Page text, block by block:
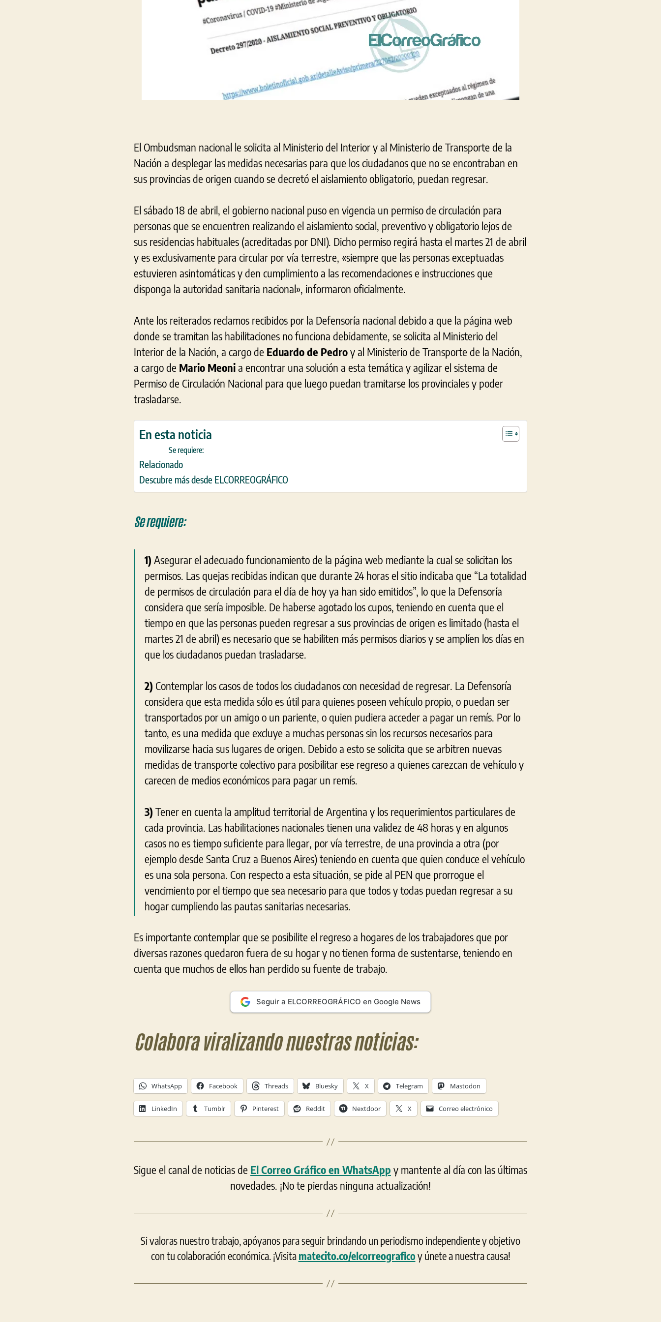
El Ombudsman nacional le solicita al Ministerio del Interior y al Ministerio de Transporte de la
Nación a desplegar las medidas necesarias para que los ciudadanos que no se encontraban en
sus provincias de origen cuando se decretó el aislamiento obligatorio, puedan regresar.
El sábado 18 de abril, el gobierno nacional puso en vigencia un permiso de circulación para
personas que se encuentren realizando el aislamiento social, preventivo y obligatorio lejos de
sus residencias habituales (acreditadas por DNI). Dicho permiso regirá hasta el martes 21 de abril
y es exclusivamente para circular por vía terrestre, «siempre que las personas exceptuadas
estuvieren asintomáticas y den cumplimiento a las recomendaciones e instrucciones que
disponga la autoridad sanitaria nacional», informaron oficialmente.
Ante los reiterados reclamos recibidos por la Defensoría nacional debido a que la página web
donde se tramitan las habilitaciones no funciona debidamente, se solicita al Ministerio del
Interior de la Nación, a cargo de Eduardo de Pedroy al Ministerio de Transporte de la Nación,
a cargo de Mario Meonia encontrar una solución a esta temática y agilizar el sistema de
Permiso de Circulación Nacional para que luego puedan tramitarse los provinciales y poder
trasladarse.
En esta noticia
Se requiere:
Relacionado
Descubre más desde ELCORREOGRÁFICO
Se requiere:
1) Asegurar el adecuado funcionamiento de la página web mediante la cual se solicitan los
permisos. Las quejas recibidas indican que durante 24 horas el sitio indicaba que “La totalidad
de permisos de circulación para el día de hoy ya han sido emitidos”, lo que la Defensoría
considera que sería imposible. De haberse agotado los cupos, teniendo en cuenta que el
tiempo en que las personas pueden regresar a sus provincias de origen es limitado (hasta el
martes 21 de abril) es necesario que se habiliten más permisos diarios y se amplíen los días en
que los ciudadanos puedan trasladarse.
2) Contemplar los casos de todos los ciudadanos con necesidad de regresar. La Defensoría
considera que esta medida sólo es útil para quienes poseen vehículo propio, o puedan ser
transportados por un amigo o un pariente, o quien pudiera acceder a pagar un remís. Por lo
tanto, es una medida que excluye a muchas personas sin los recursos necesarios para
movilizarse hacia sus lugares de origen. Debido a esto se solicita que se arbitren nuevas
medidas de transporte colectivo para posibilitar ese regreso a quienes carezcan de vehículo y
carecen de medios económicos para pagar un remís.
3) Tener en cuenta la amplitud territorial de Argentina y los requerimientos particulares de
cada provincia. Las habilitaciones nacionales tienen una validez de 48 horas y en algunos
casos no es tiempo suficiente para llegar, por vía terrestre, de una provincia a otra (por
ejemplo desde Santa Cruz a Buenos Aires) teniendo en cuenta que quien conduce el vehículo
es una sola persona. Con respecto a esta situación, se pide al PEN que prorrogue el
vencimiento por el tiempo que sea necesario para que todos y todas puedan regresar a su
hogar cumpliendo las pautas sanitarias necesarias.
Es importante contemplar que se posibilite el regreso a hogares de los trabajadores que por
diversas razones quedaron fuera de su hogar y no tienen forma de sustentarse, teniendo en
cuenta que muchos de ellos han perdido su fuente de trabajo.
Seguir a ELCORREOGRÁFICO en Google News
Colabora viralizando nuestras noticias:
WhatsApp Facebook Threads Bluesky X Telegram Mastodon
LinkedIn Tumblr Pinterest Reddit Nextdoor X Correo electrónico
Sigue el canal de noticias de El Correo Gráfico en WhatsApp y mantente al día con las últimas
novedades. ¡No te pierdas ninguna actualización!
Si valoras nuestro trabajo, apóyanos para seguir brindando un periodismo independiente y objetivo
con tu colaboración económica. ¡Visitamatecito.co/elcorreograficoy únete a nuestra causa!